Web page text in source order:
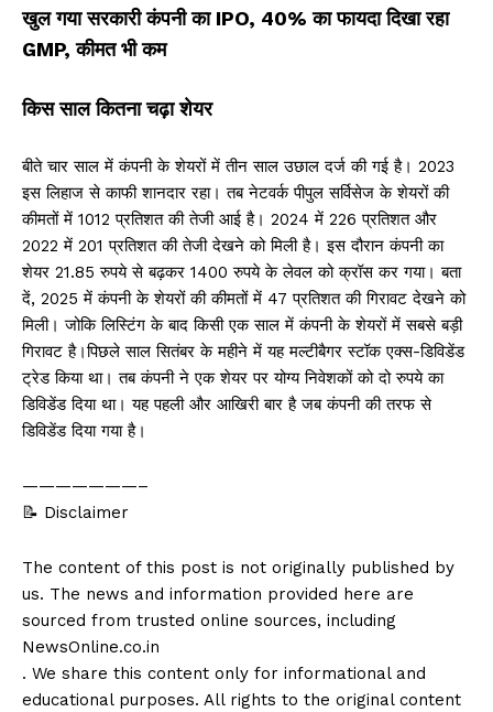
खुल गया सरकारी कंपनी का IPO, 40% का फायदा दिखा रहा
GMP, कीमत भी कम
किस साल कितना चढ़ा शेयर
बीते चार साल में कंपनी के शेयरों में तीन साल उछाल दर्ज की गई है। 2023
इस लिहाज से काफी शानदार रहा। तब नेटवर्क पीपुल सर्विसेज के शेयरों की
कीमतों में 1012 प्रतिशत की तेजी आई है। 2024 में 226 प्रतिशत और
2022 में 201 प्रतिशत की तेजी देखने को मिली है। इस दौरान कंपनी का
शेयर 21.85 रुपये से बढ़कर 1400 रुपये के लेवल को क्रॉस कर गया। बता
दें, 2025 में कंपनी के शेयरों की कीमतों में 47 प्रतिशत की गिरावट देखने को
मिली। जोकि लिस्टिंग के बाद किसी एक साल में कंपनी के शेयरों में सबसे बड़ी
गिरावट है।पिछले साल सितंबर के महीने में यह मल्टीबैगर स्टॉक एक्स-डिविडेंड
ट्रेड किया था। तब कंपनी ने एक शेयर पर योग्य निवेशकों को दो रुपये का
डिविडेंड दिया था। यह पहली और आखिरी बार है जब कंपनी की तरफ से
डिविडेंड दिया गया है।
———————–
📝 Disclaimer
The content of this post is not originally published by
us. The news and information provided here are
sourced from trusted online sources, including
NewsOnline.co.in
. We share this content only for informational and
educational purposes. All rights to the original content